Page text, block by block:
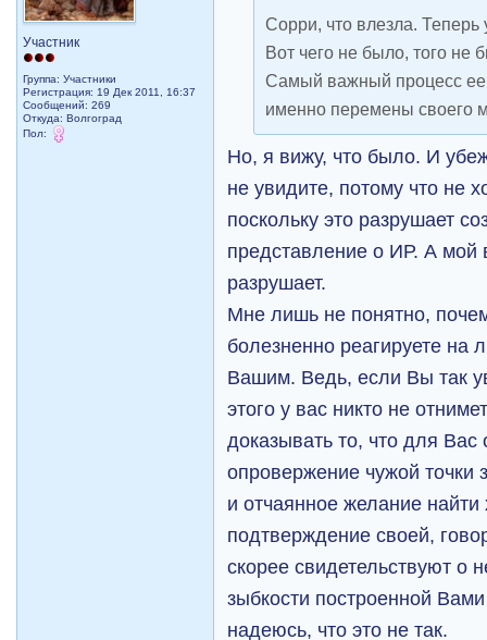
Участник
Группа: Участники
Регистрация: 19 Дек 2011, 16:37
Сообщений: 269
Откуда: Волгоград
Пол:
Сорри, что влезла.
Вот чего не было, того не
Самый важный процесс ее
именно перемены своего
Но, я вижу, что было. И
не увидите, потому что не
поскольку это разрушает
представление о ИР. А мой
разрушает.
Мне лишь не понятно,
болезненно реагируете на
Вашим. Ведь, если Вы так
этого у вас никто не
доказывать то, что для Вас
опровержение чужой точки
и отчаянное желание найти
подтверждение своей,
скорее свидетельствуют о
зыбкости построенной
надеюсь, что это не так.